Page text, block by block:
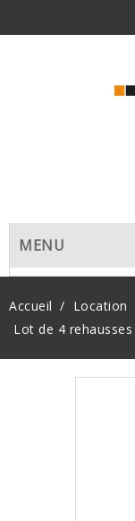
MENU
Accueil Location
Lot de 4